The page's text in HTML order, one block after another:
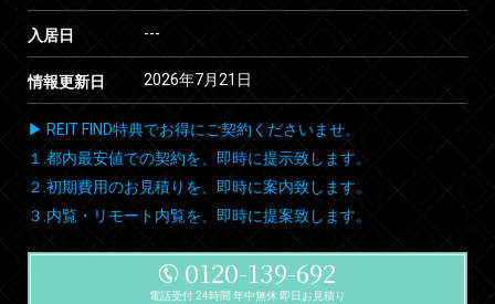
入居日 ---
情報更新日 2026年7月21日
▶ REIT FIND特典でお得にご契約くださいませ。
１.都内最安値での契約を、即時に提示致します。
２.初期費用のお見積りを、即時に案内致します。
３.内覧・リモート内覧を、即時に提案致します。
0120-139-692
電話受付 24時間 年中無休 即日お見積り